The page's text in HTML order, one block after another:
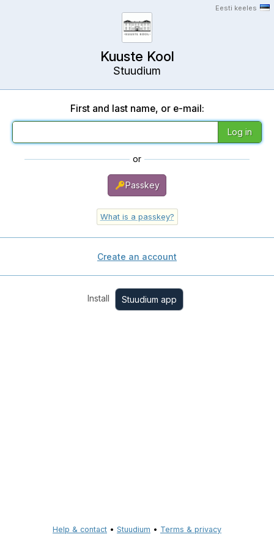
Eesti keeles
Kuuste Kool
Stuudium
First and last name, or e-mail:
or
Passkey
What is a passkey?
Create an account
Install Stuudium app
Help & contact • Stuudium • Terms & privacy